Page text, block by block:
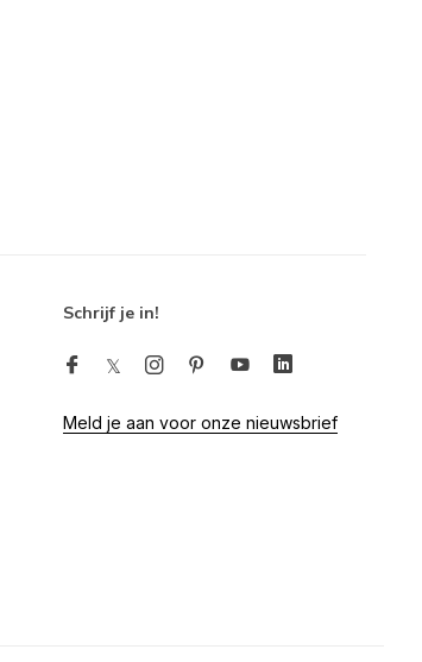
Schrijf je in!
Meld je aan voor onze nieuwsbrief